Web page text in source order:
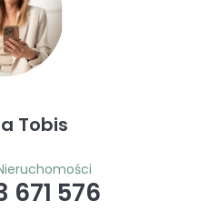
Tobis
671 576